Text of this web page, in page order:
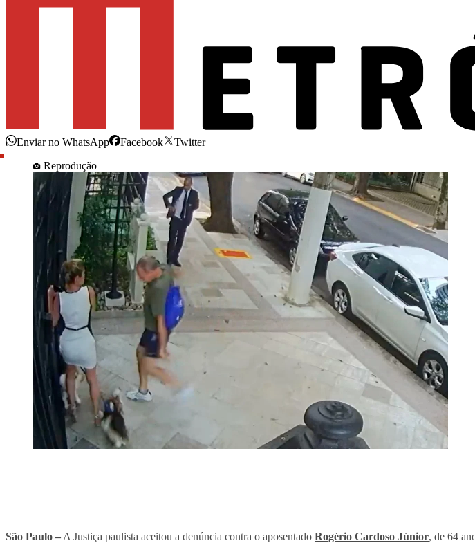
Enviar no WhatsApp Facebook
Twitter
Reprodução
São Paulo – A Justiça paulista aceitou a denúncia contra o aposentado Rogério Cardoso Júnior, de 64